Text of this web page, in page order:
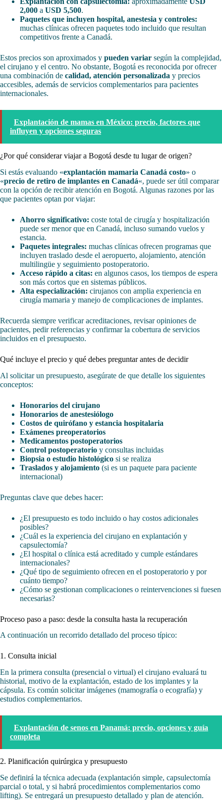
2,000 a USD 5,500.
Paquetes que incluyen hospital, anestesia y controles:
muchas clínicas ofrecen paquetes todo incluido que resultan
competitivos frente a Canadá.
Estos precios son aproximados y pueden variar según la complejidad,
el cirujano y el centro. No obstante, Bogotá es reconocida por ofrecer
una combinación de calidad, atención personalizada y precios
accesibles, además de servicios complementarios para pacientes
internacionales.
Explantación de mamas en México: precio, factores que
influyen y opciones seguras
¿Por qué considerar viajar a Bogotá desde tu lugar de origen?
Si estás evaluando «explantación mamaria Canadá costo» o
«precio de retiro de implantes en Canadá«, puede ser útil comparar
con la opción de recibir atención en Bogotá. Algunas razones por las
que pacientes optan por viajar:
Ahorro significativo: coste total de cirugía y hospitalización
puede ser menor que en Canadá, incluso sumando vuelos y
estancia.
Paquetes integrales: muchas clínicas ofrecen programas que
incluyen traslado desde el aeropuerto, alojamiento, atención
multilingüe y seguimiento postoperatorio.
Acceso rápido a citas: en algunos casos, los tiempos de espera
son más cortos que en sistemas públicos.
Alta especialización: cirujanos con amplia experiencia en
cirugía mamaria y manejo de complicaciones de implantes.
Recuerda siempre verificar acreditaciones, revisar opiniones de
pacientes, pedir referencias y confirmar la cobertura de servicios
incluidos en el presupuesto.
Qué incluye el precio y qué debes preguntar antes de decidir
Al solicitar un presupuesto, asegúrate de que detalle los siguientes
conceptos:
Honorarios del cirujano
Honorarios de anestesiólogo
Costos de quirófano y estancia hospitalaria
Exámenes preoperatorios
Medicamentos postoperatorios
Control postoperatorio y consultas incluidas
Biopsia o estudio histológico si se realiza
Traslados y alojamiento (si es un paquete para paciente
internacional)
Preguntas clave que debes hacer:
¿El presupuesto es todo incluido o hay costos adicionales
posibles?
¿Cuál es la experiencia del cirujano en explantación y
capsulectomía?
¿El hospital o clínica está acreditado y cumple estándares
internacionales?
¿Qué tipo de seguimiento ofrecen en el postoperatorio y por
cuánto tiempo?
¿Cómo se gestionan complicaciones o reintervenciones si fuesen
necesarias?
Proceso paso a paso: desde la consulta hasta la recuperación
A continuación un recorrido detallado del proceso típico:
1. Consulta inicial
En la primera consulta (presencial o virtual) el cirujano evaluará tu
historial, motivo de la explantación, estado de los implantes y la
cápsula. Es común solicitar imágenes (mamografía o ecografía) y
estudios complementarios.
Explantación de senos en Panamá: precio, opciones y guía
completa
2. Planificación quirúrgica y presupuesto
Se definirá la técnica adecuada (explantación simple, capsulectomía
parcial o total, y si habrá procedimientos complementarios como
lifting). Se entregará un presupuesto detallado y plan de atención.